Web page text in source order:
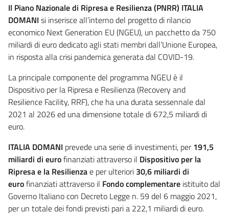
Il Piano Nazionale di Ripresa e Resilienza (PNRR) ITALIA
DOMANI si inserisce all’interno del progetto di rilancio
economico Next Generation EU (NGEU), un pacchetto da 750
miliardi di euro dedicato agli stati membri dall’Unione Europea,
in risposta alla crisi pandemica generata dal COVID-19.
La principale componente del programma NGEU è il
Dispositivo per la Ripresa e Resilienza (Recovery and
Resilience Facility, RRF), che ha una durata sessennale dal
2021 al 2026 ed una dimensione totale di 672,5 miliardi di
euro.
ITALIA DOMANI prevede una serie di investimenti, per191,5
miliardi di eurofinanziati attraverso il Dispositivo per la
Ripresa e la Resilienzae per ulteriori 30,6 miliardi di
eurofinanziati attraverso il Fondo complementare istituito dal
Governo Italiano con Decreto Legge n. 59 del 6 maggio 2021,
per un totale dei fondi previsti pari a 222,1 miliardi di euro.